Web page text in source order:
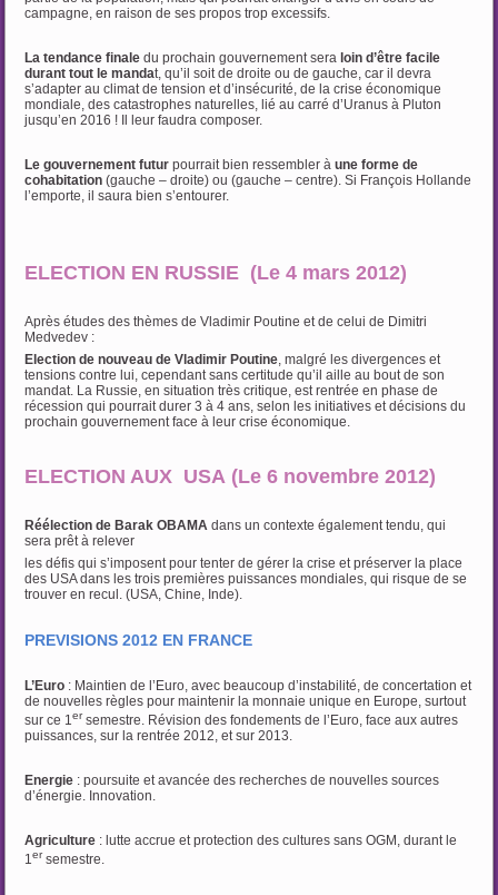
campagne, en raison de ses propos trop excessifs.
La tendance finale du prochain gouvernement sera loin d’être facile
durant tout le mandat, qu’il soit de droite ou de gauche, car il devra
s’adapter au climat de tension et d’insécurité, de la crise économique
mondiale, des catastrophes naturelles, lié au carré d’Uranus à Pluton
jusqu’en 2016 ! Il leur faudra composer.
Le gouvernement futur pourrait bien ressembler àune forme de
cohabitation (gauche – droite) ou (gauche – centre). Si François Hollande
l’emporte, il saura bien s’entourer.
ELECTION EN RUSSIE (Le 4 mars 2012)
Après études des thèmes de Vladimir Poutine et de celui de Dimitri
Medvedev :
Election de nouveau de Vladimir Poutine, malgré les divergences et
tensions contre lui, cependant sans certitude qu’il aille au bout de son
mandat. La Russie, en situation très critique, est rentrée en phase de
récession qui pourrait durer 3 à 4 ans, selon les initiatives et décisions du
prochain gouvernement face à leur crise économique.
ELECTION AUX USA (Le 6 novembre 2012)
Réélection de Barak OBAMA dans un contexte également tendu, qui
sera prêt à relever
les défis qui s’imposent pour tenter de gérer la crise et préserver la place
des USA dans les trois premières puissances mondiales, qui risque de se
trouver en recul. (USA, Chine, Inde).
PREVISIONS 2012 EN FRANCE
L’Euro : Maintien de l’Euro, avec beaucoup d’instabilité, de concertation et
de nouvelles règles pour maintenir la monnaie unique en Europe, surtout
sur ce 1er semestre. Révision des fondements de l’Euro, face aux autres
puissances, sur la rentrée 2012, et sur 2013.
Energie : poursuite et avancée des recherches de nouvelles sources
d’énergie. Innovation.
Agriculture : lutte accrue et protection des cultures sans OGM, durant le
1er semestre.